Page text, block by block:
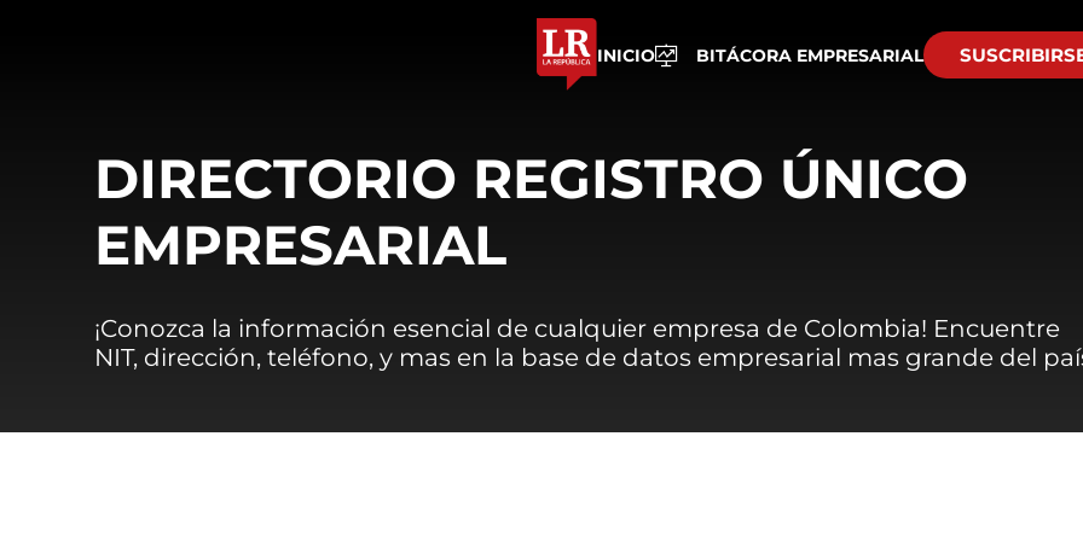
INICIO BITÁCORA EMPRESARIAL
DIRECTORIO REGISTRO ÚNICO
EMPRESARIAL
¡Conozca la información esencial de cualquier empresa de Colombia! Encuentre
NIT, dirección, teléfono, y mas en la base de datos empresarial mas grande del